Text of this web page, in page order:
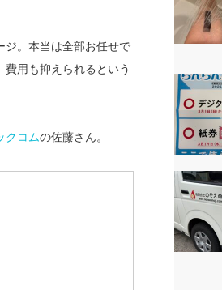
ジ。本当は全部お任せで
用も抑えられるという
クコムの佐藤さん。